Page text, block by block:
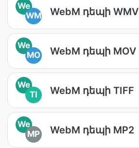
We
WM
WebM դեպի WMV
We
MO
WebM դեպի MOV
We
TI
WebM դեպի TIFF
We
MP
WebM դեպի MP2